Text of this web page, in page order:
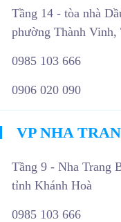
Tầng 14 - tòa nhà
phường Thành Vinh,
0985 103 666
0906 020 090
VP NHA
Tầng 9 - Nha Trang
tỉnh Khánh Hoà
0985 103 666